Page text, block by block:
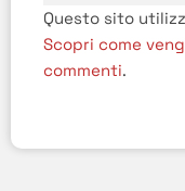
Questo sito
Scopri come
commenti.